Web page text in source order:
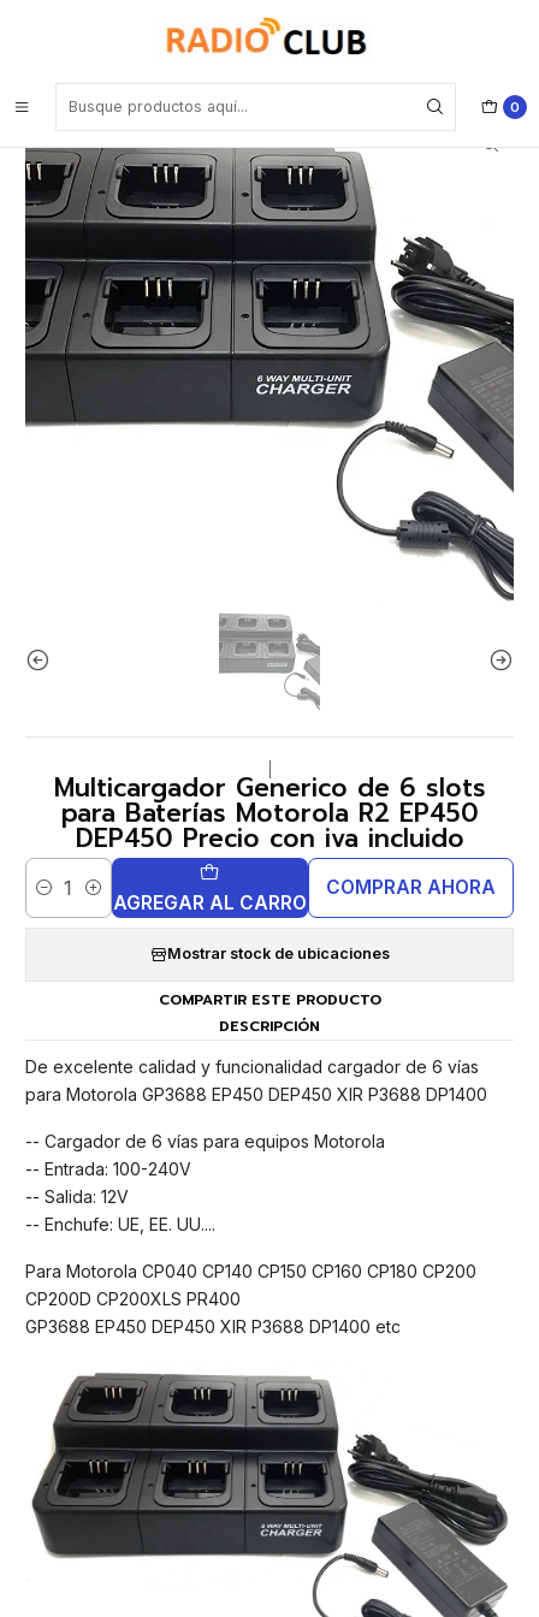
0
Multicargador Generico de 6 slots para Baterías Motorola R2 EP450
DEP450 Precio con iva incluido
Multicargador Generico de 6 slots
para Baterías Motorola R2 EP450
DEP450 Precio con iva incluido
Cantidad AGREGAR AL CARRO
COMPRAR AHORA
Mostrar stock de ubicaciones
COMPARTIR ESTE PRODUCTO
DESCRIPCIÓN
De excelente calidad y funcionalidad cargador de 6 vías
para Motorola GP3688 EP450 DEP450 XIR P3688 DP1400
-- Cargador de 6 vías para equipos Motorola
-- Entrada: 100-240V
-- Salida: 12V
-- Enchufe: UE, EE. UU....
Para Motorola CP040 CP140 CP150 CP160 CP180 CP200
CP200D CP200XLS PR400
GP3688 EP450 DEP450 XIR P3688 DP1400 etc